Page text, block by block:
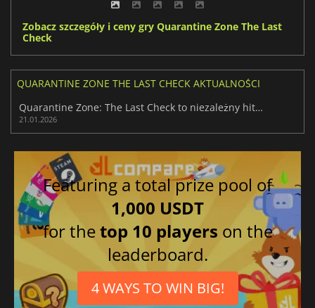
Zobacz szczegóły i ceny gry Quarantine Zone The Last
Check
QUARANTINE ZONE THE LAST CHECK AKTUALNOŚCI
Quarantine Zone: The Last Check to niezależny hit przyjazny streamerom
21.01.2026
Featuring a total prize pool of
1,000 USDT
for thetop 10 players on the
leaderboard.
4 WAYS TO WIN BIG!